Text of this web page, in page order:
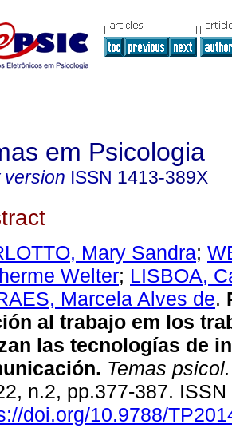
em Psicologia
version ISSN 1413-389X
Mary Sandra;
Welter; LISBOA,
Marcela Alves de.
al trabajo em los
las tecnologías de
. Temas psicol.
n.2, pp.377-387.
doi.org/10.9788/